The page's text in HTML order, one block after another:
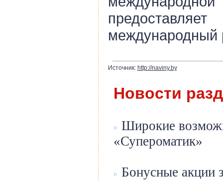
международный
Источник: http://naviny.by
Новости
Широкие
«Супероматик»
Бонусные акции